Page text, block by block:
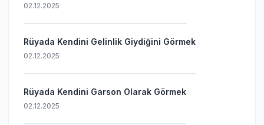
02.12.2025
Rüyada Kendini Gelinlik Giydiğini Görmek
02.12.2025
Rüyada Kendini Garson Olarak Görmek
02.12.2025